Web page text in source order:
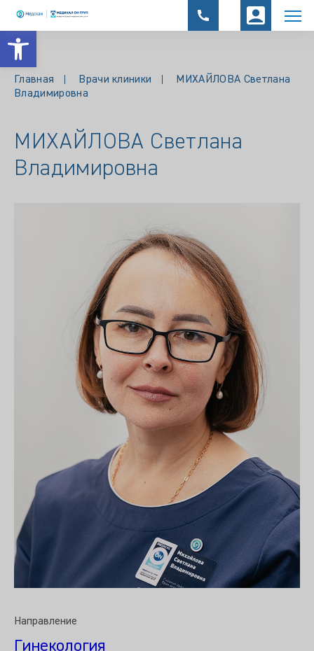
Открыть панель инструментов
Главная Врачи клиники
МИХАЙЛОВА Светлана
Владимировна
МИХАЙЛОВА Светлана
Владимировна
Направление
Гинекология